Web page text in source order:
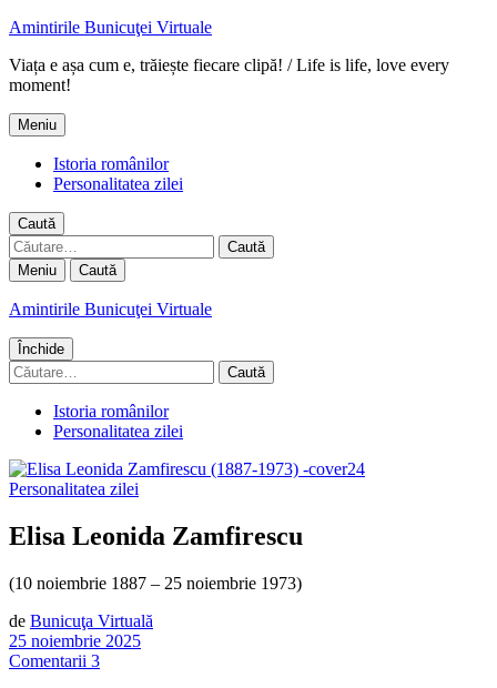
Amintirile Bunicuţei Virtuale
Viața e așa cum e, trăiește fiecare clipă! / Life is life, love every
moment!
Meniu
Istoria românilor
Personalitatea zilei
Caută
Caută
după:
Meniu Caută
Amintirile Bunicuţei Virtuale
Închide
Caută
după:
Istoria românilor
Personalitatea zilei
Personalitatea zilei
Elisa Leonida Zamfirescu
(10 noiembrie 1887 – 25 noiembrie 1973)
de Bunicuţa Virtuală
25 noiembrie 2025
Comentarii 3